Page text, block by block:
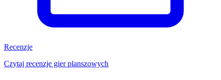
Recenzje
Czytaj recenzje gier planszowych